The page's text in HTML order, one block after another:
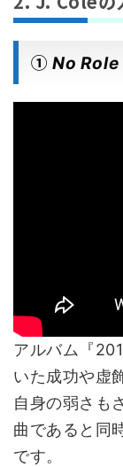
①No
アルバム『
いた成功や虚
自身の弱さも
曲であると同
です。